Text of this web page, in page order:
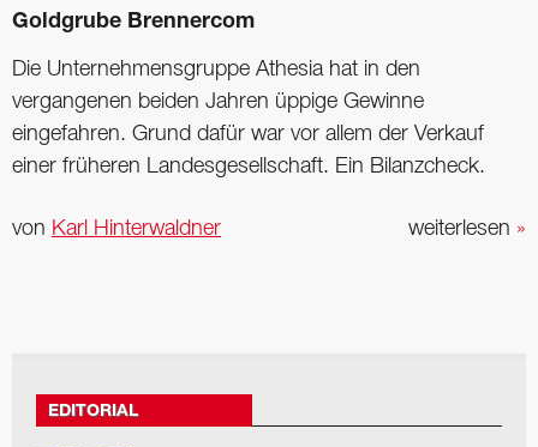
Goldgrube Brennercom
Die Unternehmensgruppe Athesia hat in den
vergangenen beiden Jahren üppige Gewinne
eingefahren. Grund dafür war vor allem der Verkauf
einer früheren Landesgesellschaft. Ein Bilanzcheck.
weiterlesen »
von Karl Hinterwaldner
EDITORIAL